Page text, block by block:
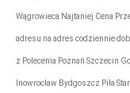
Wągrowieca Najtaniej Cena
adresu na adres codziennie
z Polecenia Poznań Szczecin
Inowrocław Bydgoszcz Piła